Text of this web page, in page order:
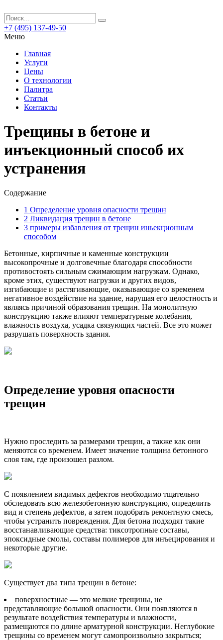
+7 (495) 137-49-50
Меню
Главная
Услуги
Цены
О технологии
Палитра
Статьи
Контакты
Трещины в бетоне и
инъекционный способ их
устранения
Содержание
1 Определение уровня опасности трещин
2 Ликвидация трещин в бетоне
3 примеры избавления от трещин иньекционным
способом
Бетонные, кирпичные и каменные конструкции
высокопрочные и долговечные благодаря способности
противостоять сильным сжимающим нагрузкам. Однако,
кроме этих, существуют нагрузки и других видов,
изгибающие и растягивающие, оказывающие со временем
негативное воздействие на здание, нарушая его целостность и
являясь причиной образования трещин. На монолитную
конструкцию также влияют температурные колебания,
влажность воздуха, усадка связующих частей. Все это может
разрушать поверхность здания.
Определение уровня опасности
трещин
Нужно проследить за размерами трещин, а также как они
меняются со временем. Имеет значение толщина бетонного
слоя там, где произошел разлом.
С появлением видимых дефектов необходимо тщательно
обследовать всю железобетонную конструкцию, определить
вид и степень дефектов, а затем подобрать ремонтную смесь,
чтобы устранить повреждения. Для бетона подходят такие
восстанавливающие средства: тиксотропные составы,
эпоксидные смолы, составы полимеров для инъецирования и
некоторые другие.
Существует два типа трещин в бетоне:
поверхностные — это мелкие трещины, не
представляющие большой опасности. Они появляются в
результате воздействия температуры и влажности,
размещаются по длине арматурной конструкции. Неглубокие
трещины со временем могут самопроизвольно закрыться;